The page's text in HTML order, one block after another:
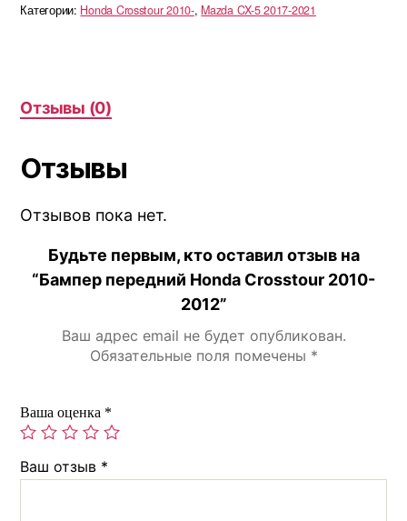
Honda
Категории: Honda Crosstour 2010-, Mazda CX-5 2017-2021
Отзывы (0)
Отзывы
Отзывов пока нет.
Будьте первым, кто оставил отзыв на
“Бампер передний Honda Crosstour 2010-
2012”
Ваш адрес email не будет опубликован.
Обязательные поля помечены *
Ваша оценка *
Ваш отзыв *